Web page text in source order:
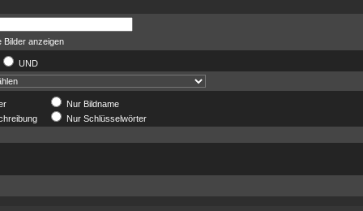
Bilder anzeigen
UND
Nur Bildname
Nur Schlüsselwörter